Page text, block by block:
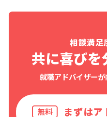
相談満足
共に喜びを
就職アドバイザー
無料 まずは